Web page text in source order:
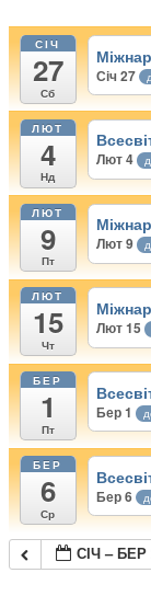
СІЧ
27
Сб
Січ 27
ЛЮТ
4
Нд
Лют 4
ЛЮТ
9
Пт
Лют 9
ЛЮТ
15
Чт
Лют 15
БЕР
1
Пт
Бер 1
БЕР
6
Ср
Бер 6
СІЧ – БЕР